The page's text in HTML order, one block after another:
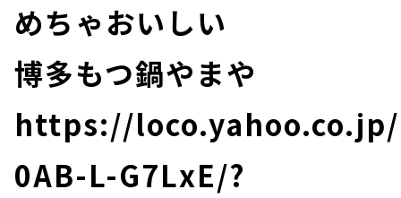
めちゃおいしい
博多もつ鍋やまや
https://
0AB-L-G7LxE/?